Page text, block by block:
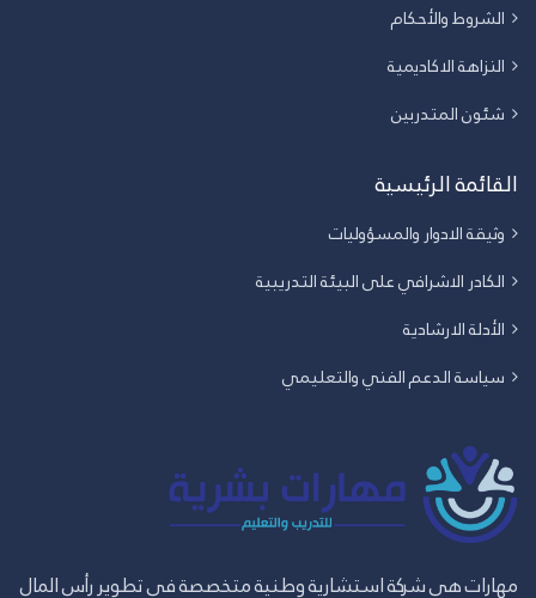
الشروط والأحكام
النزاهة الاكاديمية
شئون المتدربين
القائمة الرئيسية
وثيقة الادوار والمسؤوليات
الكادر الاشرافي على البيئة التدريبية
الأدلة الارشادية
سياسة الدعم الفني والتعليمي
مهارات هي شركة استشارية وطنية متخصصة في تطوير رأس المال